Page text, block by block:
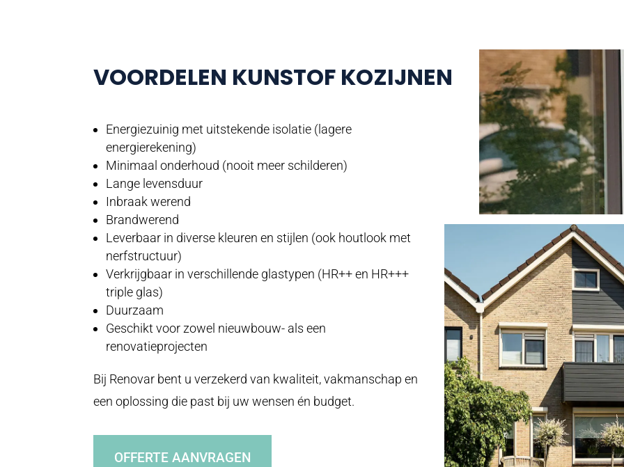
VOORDELEN KUNSTOF KOZIJNEN
Energiezuinig met uitstekende isolatie (lagere
energierekening)
Minimaal onderhoud (nooit meer schilderen)
Lange levensduur
Inbraak werend
Brandwerend
Leverbaar in diverse kleuren en stijlen (ook houtlook met
nerfstructuur)
Verkrijgbaar in verschillende glastypen (HR++ en HR+++
triple glas)
Duurzaam
Geschikt voor zowel nieuwbouw- als een
renovatieprojecten
Bij Renovar bent u verzekerd van kwaliteit, vakmanschap en
een oplossing die past bij uw wensen én budget.
OFFERTE AANVRAGEN